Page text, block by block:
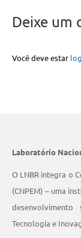
Deixe um
Você deve estar
Laboratório
O LNBR integra o
(CNPEM) – uma
Tecnologia e